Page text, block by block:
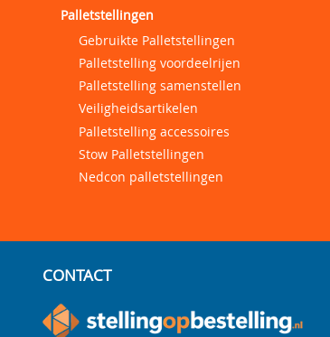
Palletstellingen
Gebruikte Palletstellingen
Palletstelling voordeelrijen
Palletstelling samenstellen
Veiligheidsartikelen
Palletstelling accessoires
Stow Palletstellingen
Nedcon palletstellingen
CONTACT